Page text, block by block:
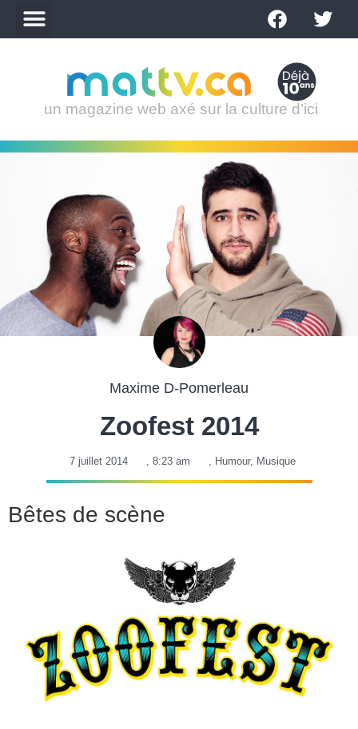
un magazine web axé sur la culture d’ici
Maxime D-Pomerleau
Zoofest 2014
7 juillet 2014 , 8:23 am , Humour, Musique
Bêtes de scène